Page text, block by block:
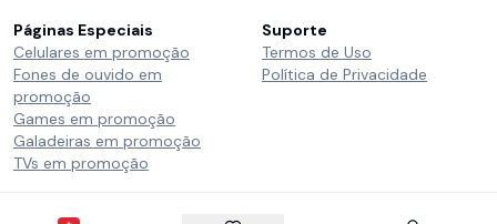
Páginas Especiais
Celulares em promoção
Fones de ouvido em
promoção
Games em promoção
Galadeiras em promoção
TVs em promoção
Suporte
Termos de Uso
Política de Privacidade